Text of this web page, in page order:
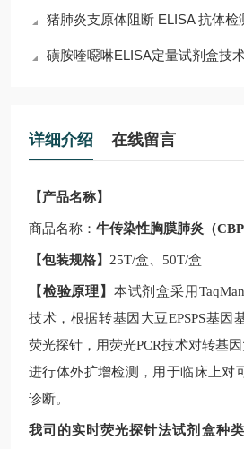
猪肺炎支原体阻断 ELISA 抗体检
磺胺喹噁啉ELISA定量试剂盒技
详细介绍 在线留言
【产品名称】
商品名称： 牛传染性胸膜肺炎（
【包装规格】 25T/盒、 50T/盒
【检验原理】 本试剂盒采用
技术，根据转基因大豆EPSPS基因
荧光探针，用荧光PCR技术对转基因
进行体外扩增检测，用于临床上对
诊断。
我司的实时荧光探针法试剂盒种